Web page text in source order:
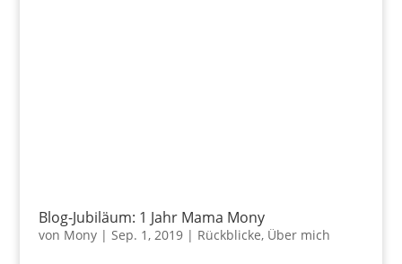
Blog-Jubiläum: 1 Jahr Mama Mony
von Mony| Sep. 1, 2019| Rückblicke, Über mich